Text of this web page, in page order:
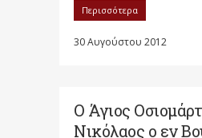
Περισσότερα
30 Αυγούστου 2012
Ο Άγιος
Νικόλαος ο εν